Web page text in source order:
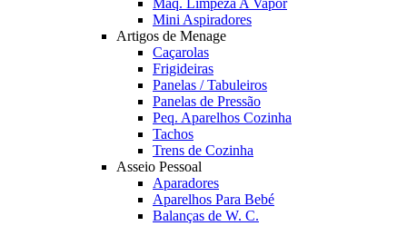
Maq. Limpeza A Vapor
Mini Aspiradores
Artigos de Menage
Caçarolas
Frigideiras
Panelas / Tabuleiros
Panelas de Pressão
Peq. Aparelhos Cozinha
Tachos
Trens de Cozinha
Asseio Pessoal
Aparadores
Aparelhos Para Bebé
Balanças de W. C.